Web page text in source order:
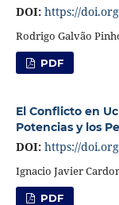
DOI: https://
Rodrigo Galvão
PDF
El Conflicto en
Potencias y los
DOI: https://
Ignacio Javier
PDF